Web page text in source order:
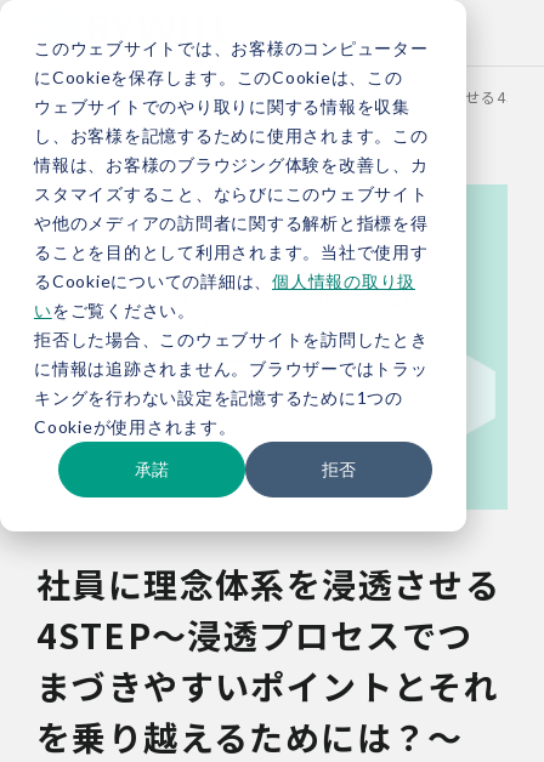
このウェブサイトでは、お客様のコンピューター
にCookieを保存します。このCookieは、この
ウェブサイトでのやり取りに関する情報を収集
し、お客様を記憶するために使用されます。この
情報は、お客様のブラウジング体験を改善し、カ
スタマイズすること、ならびにこのウェブサイト
や他のメディアの訪問者に関する解析と指標を得
ることを目的として利用されます。当社で使用す
るCookieについての詳細は、 個人情報の取り扱
いをご覧ください。
拒否した場合、このウェブサイトを訪問したとき
に情報は追跡されません。ブラウザーではトラッ
キングを行わない設定を記憶するために1つの
Cookieが使用されます。
承諾 拒否
TOP お役立ち情報 ブログ 社員に理念体系を浸透させる
社員に理念体系を浸透させる
4STEP～浸透プロセスでつ
まづきやすいポイントとそれ
を乗り越えるためには？～